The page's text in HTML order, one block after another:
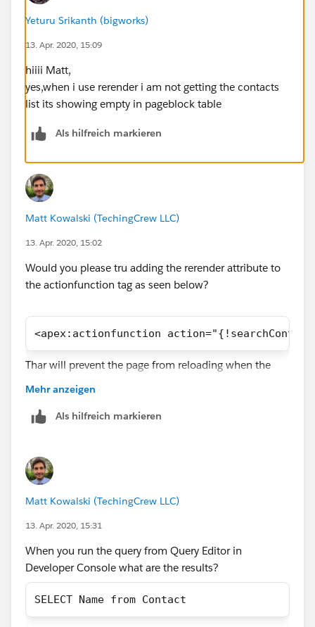
public searchClass()
{
Listcontacts = new List<Contact>();
}
public void searchContact()
Listcontacts = [ SELECT Name from Contact];
System.debug('aaaaaaaaaaaaaaaaaaaaa'+Listcontacts)
}
}
Yeturu Srikanth (bigworks)
13. Apr. 2020, 15:09
hiiii Matt,
yes,when i use rerender i am not getting the contacts
list its showing empty in pageblock table
Als hilfreich markieren
Matt Kowalski (TechingCrew LLC)
13. Apr. 2020, 15:02
Would you please tru adding the rerender attribute to
the actionfunction tag as seen below?
<apex:actionfunction
Thar will prevent the page from reloading when the
some() function completes.
Matt
Mehr anzeigen
Als hilfreich markieren
Matt Kowalski (TechingCrew LLC)
13. Apr. 2020, 15:31
When you run the query from Query Editor in
Developer Console what are the results?
SELECT Name from Contact